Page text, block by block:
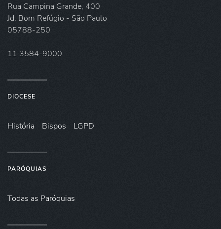
Rua Campina Grande, 400
Jd. Bom Refúgio - São Paulo
05788-250
11 3584-9000
DIOCESE
História Bispos LGPD
PARÓQUIAS
Todas as Paróquias